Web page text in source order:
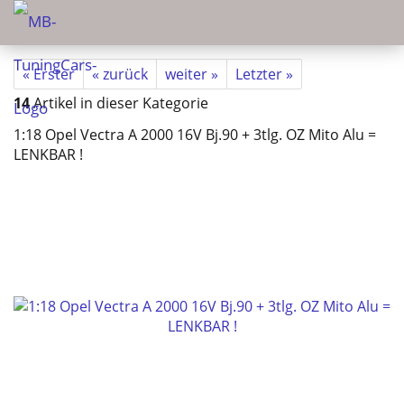
« Erster « zurück weiter »
Letzter »
14Artikel in dieser Kategorie
1:18 Opel Vectra A 2000 16V Bj.90 + 3tlg. OZ Mito Alu =
LENKBAR !